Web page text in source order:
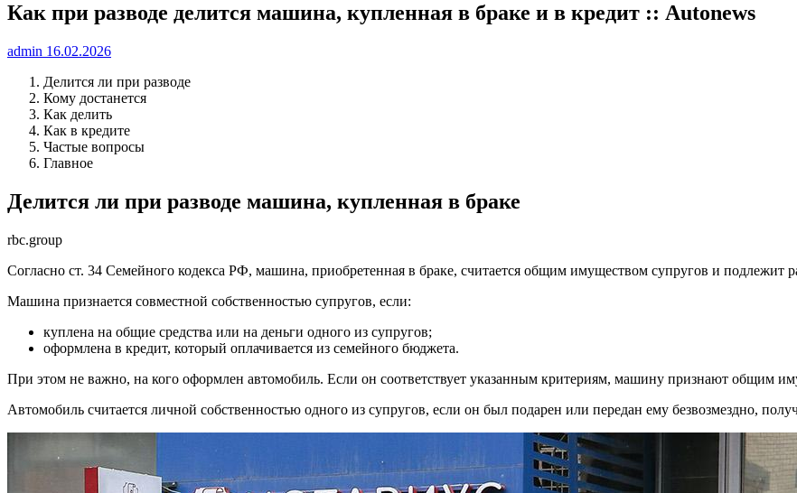
Как при разводе делится машина, купленная в браке и в кредит :: Autonews
admin 16.02.2026
Делится ли при разводе
Кому достанется
Как делить
Как в кредите
Частые вопросы
Главное
Делится ли при разводе машина, купленная в браке
rbc.group
Согласно ст. 34 Семейного кодекса РФ, машина, приобретенная в браке, считается общим имуществом супругов и подлежит
Машина признается совместной собственностью супругов, если:
куплена на общие средства или на деньги одного из супругов;
оформлена в кредит, который оплачивается из семейного бюджета.
При этом не важно, на кого оформлен автомобиль. Если он соответствует указанным критериям, машину признают общим
Автомобиль считается личной собственностью одного из супругов, если он был подарен или передан ему безвозмездно,